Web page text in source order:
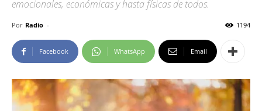
emocionales, económicas y hasta físicas de todos.
Por Radio - 1194
Facebook WhatsApp Email